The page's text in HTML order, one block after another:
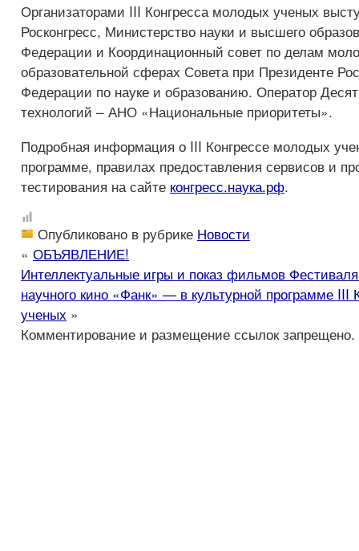
Организаторами III Конгресса молодых ученых
Росконгресс, Министерство науки и высшего
Федерации и Координационный совет по делам
образовательной сферах Совета при Президенте
Федерации по науке и образованию. Оператор
технологий – АНО «Национальные приоритеты».
Подробная информация о III Конгрессе молодых
программе, правилах предоставления сервисов и
тестирования на сайте конгресс.наука.рф.
Опубликовано в рубрике Новости
« ОБЪЯВЛЕНИЕ!
Интеллектуальные игры и показ фильмов Фестиваля
научного кино «Фанк» — в культурной программе III
ученых »
Комментирование и размещение ссылок запрещено.